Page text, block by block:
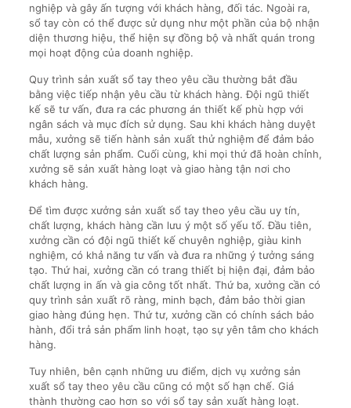
nghiệp và gây ấn tượng với khách hàng, đối tác. Ngoài ra,
sổ tay còn có thể được sử dụng như một phần của bộ nhận
diện thương hiệu, thể hiện sự đồng bộ và nhất quán trong
mọi hoạt động của doanh nghiệp.
Quy trình sản xuất sổ tay theo yêu cầu thường bắt đầu
bằng việc tiếp nhận yêu cầu từ khách hàng. Đội ngũ thiết
kế sẽ tư vấn, đưa ra các phương án thiết kế phù hợp với
ngân sách và mục đích sử dụng. Sau khi khách hàng duyệt
mẫu, xưởng sẽ tiến hành sản xuất thử nghiệm để đảm bảo
chất lượng sản phẩm. Cuối cùng, khi mọi thứ đã hoàn chỉnh,
xưởng sẽ sản xuất hàng loạt và giao hàng tận nơi cho
khách hàng.
Để tìm được xưởng sản xuất sổ tay theo yêu cầu uy tín,
chất lượng, khách hàng cần lưu ý một số yếu tố. Đầu tiên,
xưởng cần có đội ngũ thiết kế chuyên nghiệp, giàu kinh
nghiệm, có khả năng tư vấn và đưa ra những ý tưởng sáng
tạo. Thứ hai, xưởng cần có trang thiết bị hiện đại, đảm bảo
chất lượng in ấn và gia công tốt nhất. Thứ ba, xưởng cần có
quy trình sản xuất rõ ràng, minh bạch, đảm bảo thời gian
giao hàng đúng hẹn. Thứ tư, xưởng cần có chính sách bảo
hành, đổi trả sản phẩm linh hoạt, tạo sự yên tâm cho khách
hàng.
Tuy nhiên, bên cạnh những ưu điểm, dịch vụ xưởng sản
xuất sổ tay theo yêu cầu cũng có một số hạn chế. Giá
thành thường cao hơn so với sổ tay sản xuất hàng loạt.